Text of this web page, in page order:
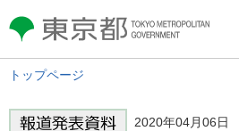
東京都 TOKYO METROPOLITAN
GOVERNMENT
トップページ
2020年04月06日